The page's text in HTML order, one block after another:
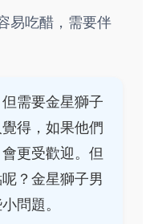
易吃醋，需要伴
需要金星獅子
得，如果他們
更受歡迎。但
？金星獅子男
問題。